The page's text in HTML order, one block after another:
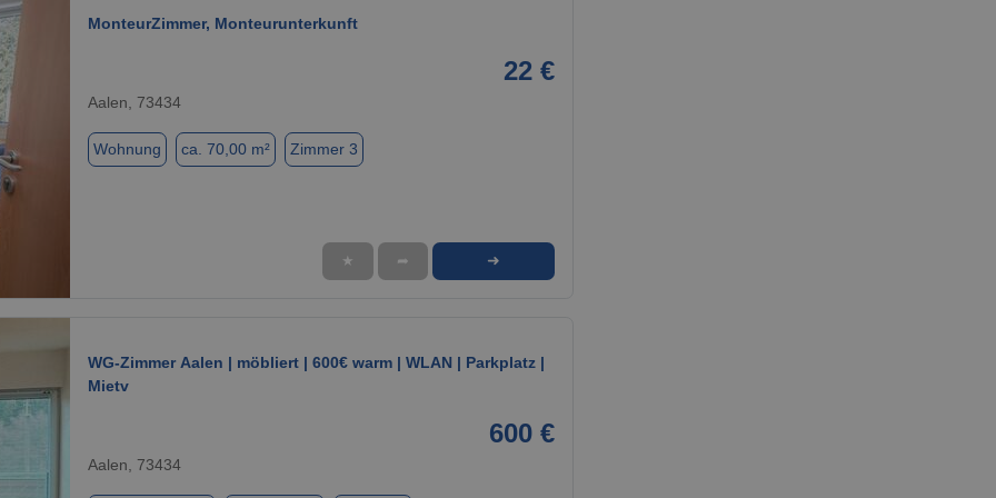
MonteurZimmer, Monteurunterkunft
22 €
Aalen, 73434
Wohnung ca. 70,00 m² Zimmer 3
★ ➦ ➜
WG-Zimmer Aalen | möbliert | 600€ warm | WLAN | Parkplatz |
Mietv
600 €
Aalen, 73434